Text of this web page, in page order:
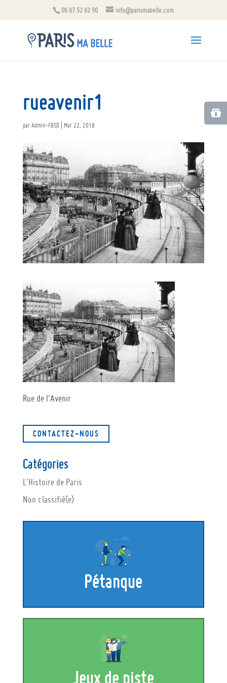
06 67 52 62 90 info@parismabelle.com
rueavenir1
par Admin-FBSD| Mar 22, 2018
Rue de l’Avenir
CONTACTEZ-NOUS
Catégories
L'Histoire de Paris
Non classifié(e)
Pétanque
Jeux de piste